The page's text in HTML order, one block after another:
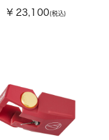
¥ 23,100(税込)